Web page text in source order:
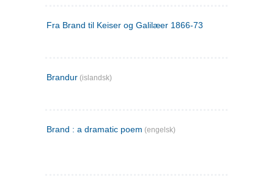
Fra Brand til Keiser og Galilæer 1866-73
Brandur (islandsk)
Brand : a dramatic poem (engelsk)